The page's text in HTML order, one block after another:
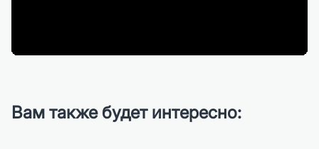
Вам также будет интересно: